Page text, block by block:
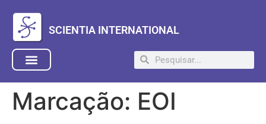
SCIENTIA INTERNATIONAL
Marcação: EOI